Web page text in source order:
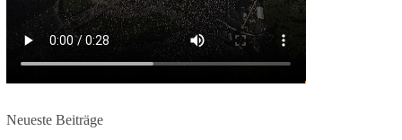
🟩🟩🟦🟦🟥🟥🟧🟧
Like, teile und kommentiere unsere Beiträge,
damit noch mehr Menschen mitbekommen, wofür
wir stehen und warum es sich lohnt, dieBasis zu
Mehr Infos:https://diebasis-st.de/wahlprogramm/
Neueste Beiträge